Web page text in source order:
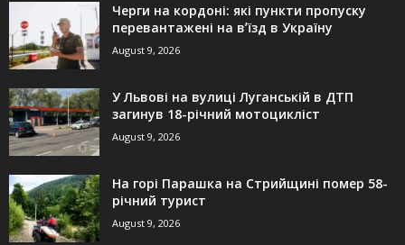
Черги на кордоні: які пункти пропуску
перевантажені на вʼїзд в Україну
August 9, 2026
У Львові на вулиці Луганській в ДТП
загинув 18-річний мотоцикліст
August 9, 2026
На горі Парашка на Стрийщині помер 58-
річний турист
August 9, 2026